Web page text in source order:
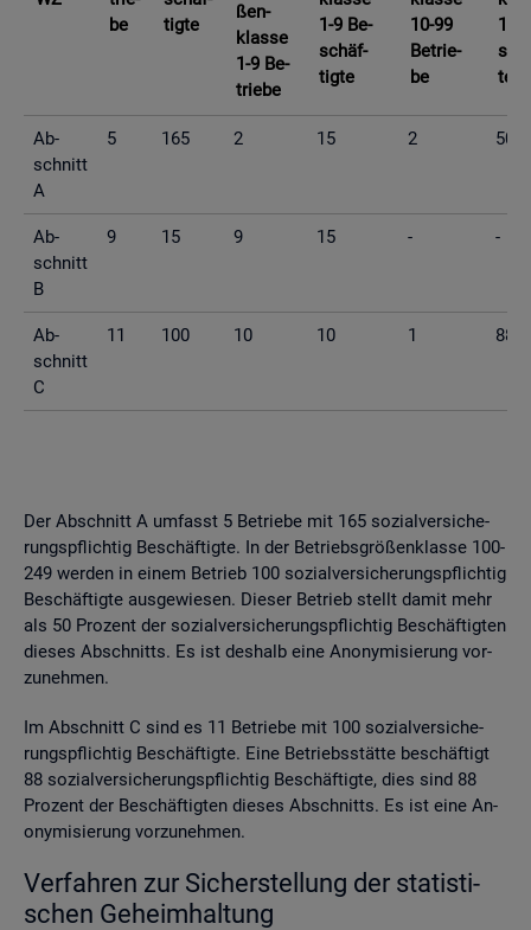
be
tig­te
ßen­
klas­se
1-9 Be­
trie­be
1-9 Be­
schäf­
tig­te
10-99
Be­trie­
be
10-
te
Ab­
schnitt
A
5 165 2 15 2 50
Ab­
schnitt
B
9 15 9 15 - -
Ab­
schnitt
C
11 100 10 10 1 88
Der Ab­schnitt A um­fasst 5 Be­trie­be mit 165 so­zi­al­ver­si­che­
rungs­pflich­tig Be­schäf­tig­te. In der Be­triebs­grö­ßen­klas­se 100-
249 wer­den in einem Be­trieb 100 so­zi­al­ver­si­che­rungs­pflich­tig
Be­schäf­tig­te aus­ge­wie­sen. Die­ser Be­trieb stellt damit mehr
als 50 Pro­zent der so­zi­al­ver­si­che­rungs­pflich­tig Be­schäf­tig­ten
die­ses Ab­schnitts. Es ist des­halb eine An­ony­mi­sie­rung vor­
zu­neh­men.
Im Ab­schnitt C sind es 11 Be­trie­be mit 100 so­zi­al­ver­si­che­
rungs­pflich­tig Be­schäf­tig­te. Eine Be­triebs­stät­te be­schäf­tigt
88 so­zi­al­ver­si­che­rungs­pflich­tig Be­schäf­tig­te, dies sind 88
Pro­zent der Be­schäf­tig­ten die­ses Ab­schnitts. Es ist eine An­
ony­mi­sie­rung vor­zu­neh­men.
Ver­fah­ren zur Si­cher­stel­lung der sta­tis­ti­
schen Ge­heim­hal­tung